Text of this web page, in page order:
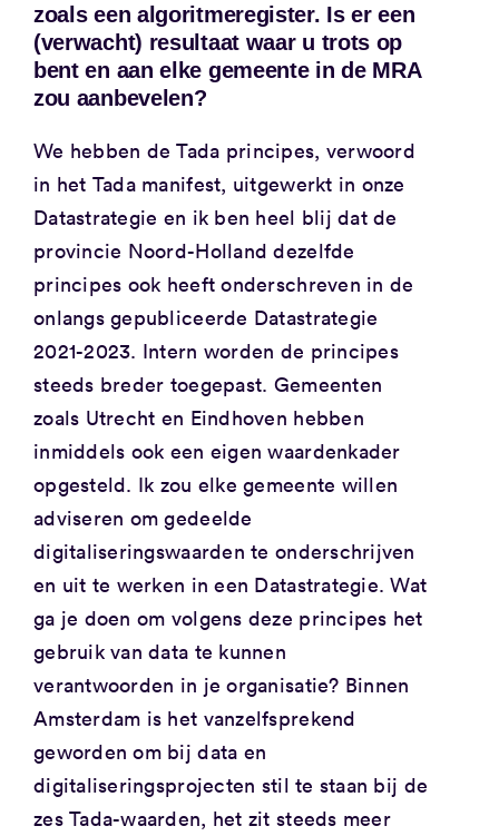
zoals een algoritmeregister. Is er een
(verwacht) resultaat waar u trots op
bent en aan elke gemeente in de MRA
zou aanbevelen?
We hebben de Tada principes, verwoord
in het Tada manifest, uitgewerkt in onze
Datastrategie en ik ben heel blij dat de
provincie Noord-Holland dezelfde
principes ook heeft onderschreven in de
onlangs gepubliceerde Datastrategie
2021-2023. Intern worden de principes
steeds breder toegepast. Gemeenten
zoals Utrecht en Eindhoven hebben
inmiddels ook een eigen waardenkader
opgesteld. Ik zou elke gemeente willen
adviseren om gedeelde
digitaliseringswaarden te onderschrijven
en uit te werken in een Datastrategie. Wat
ga je doen om volgens deze principes het
gebruik van data te kunnen
verantwoorden in je organisatie? Binnen
Amsterdam is het vanzelfsprekend
geworden om bij data en
digitaliseringsprojecten stil te staan bij de
zes Tada-waarden, het zit steeds meer